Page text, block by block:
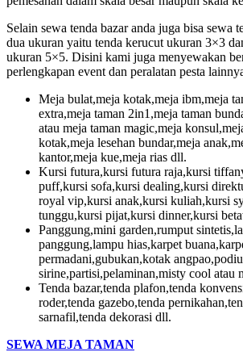
Selain sewa tenda bazar anda juga bisa sewa
dua ukuran yaitu tenda kerucut ukuran 3×3
ukuran 5×5. Disini kami juga menyewakan
perlengkapan event dan peralatan pesta
Meja bulat,meja kotak,meja ibm,meja
extra,meja taman 2in1,meja taman
atau meja taman magic,meja
kotak,meja lesehan bundar,meja
kantor,meja kue,meja rias dll.
Kursi futura,kursi futura raja,kursi
puff,kursi sofa,kursi dealing,kursi
royal vip,kursi anak,kursi kuliah,kursi
tunggu,kursi pijat,kursi dinner,kursi
Panggung,mini garden,rumput
panggung,lampu hias,karpet
permadani,gubukan,kotak
sirine,partisi,pelaminan,misty cool atau
Tenda bazar,tenda plafon,tenda
roder,tenda gazebo,tenda
sarnafil,tenda dekorasi dll.
SEWA MEJA TAMAN